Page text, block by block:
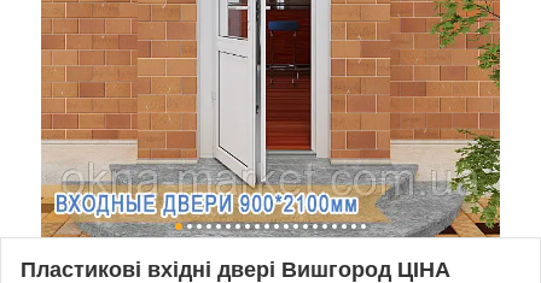
Пластикові вхідні двері Вишгород ЦІНА